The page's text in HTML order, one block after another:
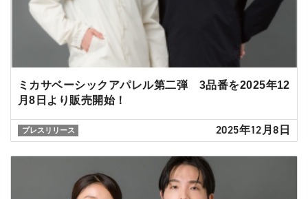
ミカサベーシックアパレル第二弾 3品番を2025年12
月8日より販売開始！
プレスリリース 2025年12月8日